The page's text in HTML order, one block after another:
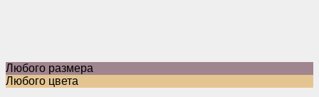
Любого размера
Любого цвета